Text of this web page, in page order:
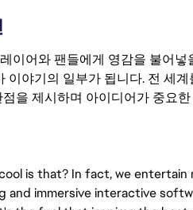
이어와 팬들에게 영감을 불어넣
이야기의 일부가 됩니다. 전 세
을 제시하며 아이디어가 중요
is that? In fact, we
and immersive interactive